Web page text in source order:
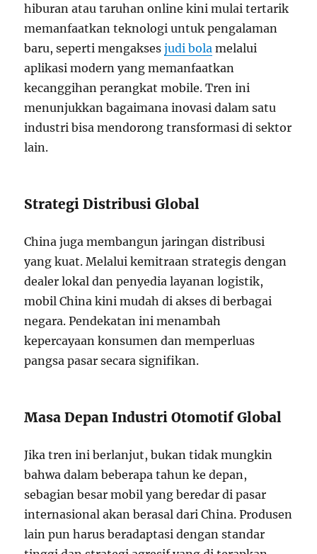
hiburan atau taruhan online kini mulai tertarik
memanfaatkan teknologi untuk pengalaman
baru, seperti mengaksesjudi bola melalui
aplikasi modern yang memanfaatkan
kecanggihan perangkat mobile. Tren ini
menunjukkan bagaimana inovasi dalam satu
industri bisa mendorong transformasi di sektor
lain.
Strategi Distribusi Global
China juga membangun jaringan distribusi
yang kuat. Melalui kemitraan strategis dengan
dealer lokal dan penyedia layanan logistik,
mobil China kini mudah di akses di berbagai
negara. Pendekatan ini menambah
kepercayaan konsumen dan memperluas
pangsa pasar secara signifikan.
Masa Depan Industri Otomotif Global
Jika tren ini berlanjut, bukan tidak mungkin
bahwa dalam beberapa tahun ke depan,
sebagian besar mobil yang beredar di pasar
internasional akan berasal dari China. Produsen
lain pun harus beradaptasi dengan standar